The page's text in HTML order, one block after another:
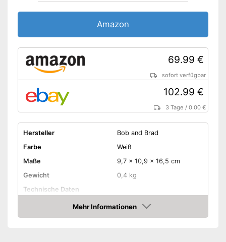
Amazon
69.99 €
sofort verfügbar
102.99 €
3 Tage /0.00 €
Hersteller
Bob and Brad
Farbe
Weiß
Maße
9,7 x 10,9 x 16,5 cm
Gewicht
0,4 kg
Technische Daten
Stromversorgung
Akku
Amazon Lieferzeit
sofort verfügbar
Mehr Informationen
Amazon